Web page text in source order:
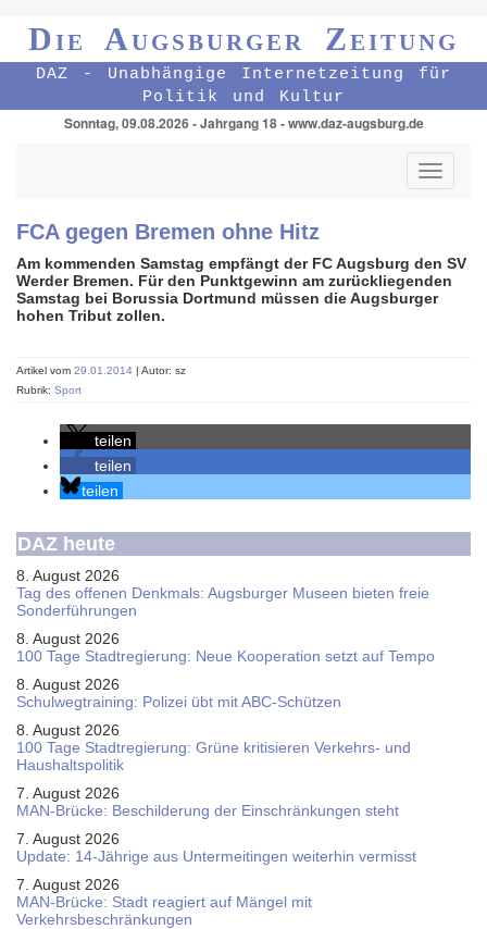
Die Augsburger Zeitung
DAZ - Unabhängige Internetzeitung für
Politik und Kultur
Sonntag, 09.08.2026 - Jahrgang 18 - www.daz-augsburg.de
Toggle
FCA gegen Bremen ohne Hitz
Am kommenden Samstag empfängt der FC Augsburg den SV
Werder Bremen. Für den Punktgewinn am zurückliegenden
Samstag bei Borussia Dortmund müssen die Augsburger
hohen Tribut zollen.
Artikel vom 29.01.2014 | Autor: sz
Rubrik: Sport
teilen
teilen
teilen
DAZ heute
8. August 2026
Tag des offenen Denkmals: Augsburger Museen bieten freie
Sonderführungen
8. August 2026
100 Tage Stadtregierung: Neue Kooperation setzt auf Tempo
8. August 2026
Schul­weg­trai­ning: Poli­zei übt mit ABC-Schüt­zen
8. August 2026
100 Tage Stadtregierung: Grüne kritisieren Verkehrs- und
Haushaltspolitik
7. August 2026
MAN-Brücke: Beschilderung der Einschränkungen steht
7. August 2026
Update: 14-Jährige aus Untermeitingen weiterhin vermisst
7. August 2026
MAN-Brücke: Stadt reagiert auf Mängel mit
Verkehrsbeschränkungen